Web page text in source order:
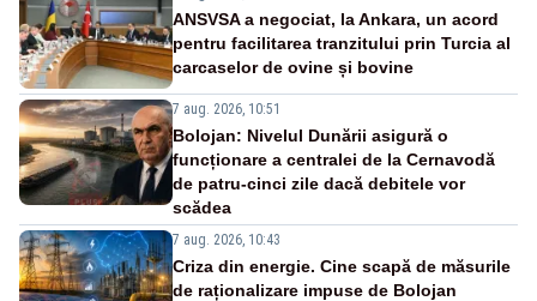
ANSVSA a negociat, la Ankara, un acord
pentru facilitarea tranzitului prin Turcia al
carcaselor de ovine și bovine
7 aug. 2026, 10:51
Bolojan: Nivelul Dunării asigură o
funcționare a centralei de la Cernavodă
de patru-cinci zile dacă debitele vor
scădea
7 aug. 2026, 10:43
Criza din energie. Cine scapă de măsurile
de raționalizare impuse de Bolojan